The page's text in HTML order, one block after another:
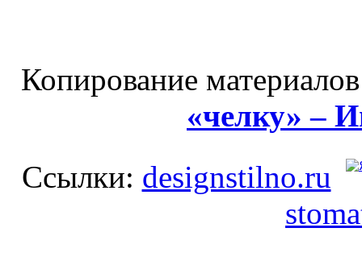
Копирование
«челку» –
Ссылки: designstilno.ru